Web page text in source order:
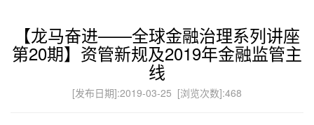
【龙马奋进——全球金融治理系列讲座
第20期】资管新规及2019年金融监管主
线
[发布日期]:2019-03-25 [浏览次数]:468